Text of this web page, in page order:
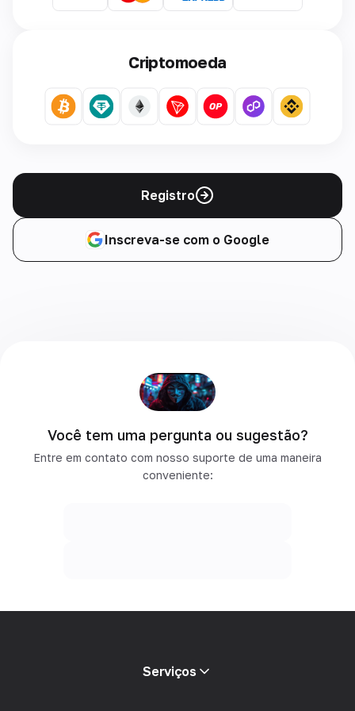
Criptomoeda
Registro
Inscreva-se com o Google
Você tem uma pergunta ou sugestão?
Entre em contato com nosso suporte de uma maneira
conveniente:
Serviços